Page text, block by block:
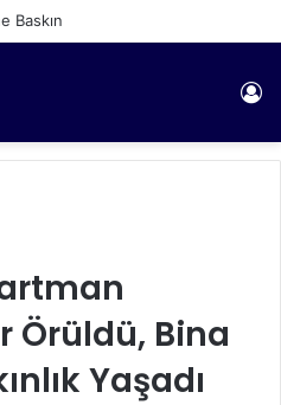
Baskın
Örüldü, Bina
Yaşadı